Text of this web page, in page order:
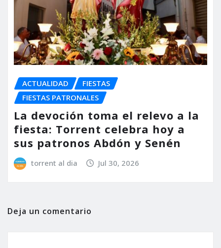
ACTUALIDAD
FIESTAS
FIESTAS PATRONALES
La devoción toma el relevo a la
fiesta: Torrent celebra hoy a
sus patronos Abdón y Senén
torrent al dia Jul 30, 2026
Deja un comentario